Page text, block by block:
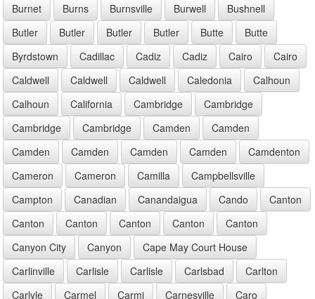
Burnet
Burns Burnsville Burwell
Bushnell
Butler
Butler Butler Butler Butte
Butte
Byrdstown
Cadillac Cadiz Cadiz Cairo
Cairo
Caldwell
Caldwell Caldwell Caledonia
Calhoun
Calhoun
California Cambridge
Cambridge
Cambridge
Cambridge Camden
Camden
Camden
Camden Camden Camden
Camdenton
Cameron
Cameron Camilla
Campbellsville
Campton
Canadian Canandaigua Cando
Canton
Canton
Canton Canton Canton
Canton
Canyon City
Canyon
Cape May Court House
Carlinville
Carlisle Carlisle Carlsbad
Carlton
Carlyle
Carmel Carmi Carnesville Caro